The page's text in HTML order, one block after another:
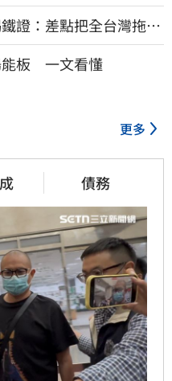
證：差點把全台灣拖下
能板 一文看懂
更多
債務